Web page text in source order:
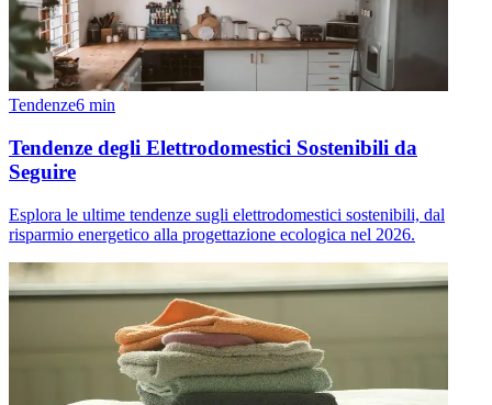
Tendenze6 min
Tendenze degli Elettrodomestici Sostenibili da
Seguire
Esplora le ultime tendenze sugli elettrodomestici sostenibili, dal
risparmio energetico alla progettazione ecologica nel 2026.